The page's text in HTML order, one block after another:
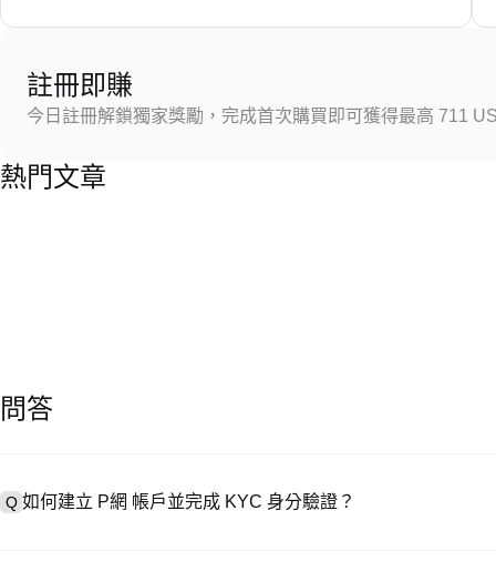
註冊即賺
今日註冊解鎖獨家獎勵，完成首次購買即可獲得最高 711
熱門文章
問答
Q 如何建立 P網 帳戶並完成 KYC 身分驗證？